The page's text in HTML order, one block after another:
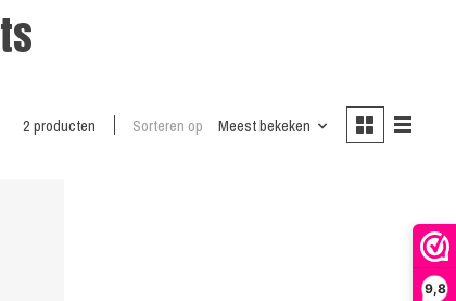
9,8
2 producten Sorteren op Meest bekeken